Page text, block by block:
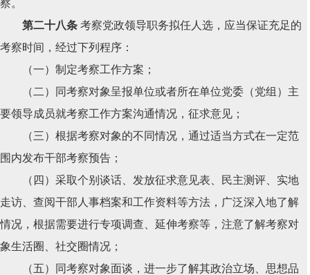
察。
第二十八条 考察党政领导职务拟任人选，应当保证充足的
考察时间，经过下列程序：
（一）制定考察工作方案；
（二）同考察对象呈报单位或者所在单位党委（党组）主
要领导成员就考察工作方案沟通情况，征求意见；
（三）根据考察对象的不同情况，通过适当方式在一定范
围内发布干部考察预告；
（四）采取个别谈话、发放征求意见表、民主测评、实地
走访、查阅干部人事档案和工作资料等方法，广泛深入地了解
情况，根据需要进行专项调查、延伸考察等，注意了解考察对
象生活圈、社交圈情况；
（五）同考察对象面谈，进一步了解其政治立场、思想品